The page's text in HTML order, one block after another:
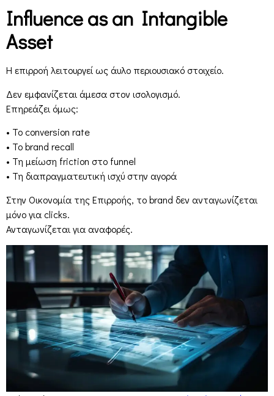
Influence as an Intangible
Asset
Η επιρροή λειτουργεί ως άυλο περιουσιακό στοιχείο.
Δεν εμφανίζεται άμεσα στον ισολογισμό.
Επηρεάζει όμως:
• Το conversion rate
• Το brand recall
• Τη μείωση friction στο funnel
• Τη διαπραγματευτική ισχύ στην αγορά
Στην Οικονομία της Επιρροής, το brand δεν ανταγωνίζεται
μόνο για clicks.
Ανταγωνίζεται για αναφορές.